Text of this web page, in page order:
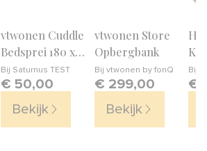
vtwonen Cuddle
Bedsprei 180 x
260 cm
Bij Saturnus TEST
€ 50,00
Bekijk
vtwonen Store
Opbergbank
Bij vtwonen by fonQ
€ 299,00
Bekijk
Bij
€